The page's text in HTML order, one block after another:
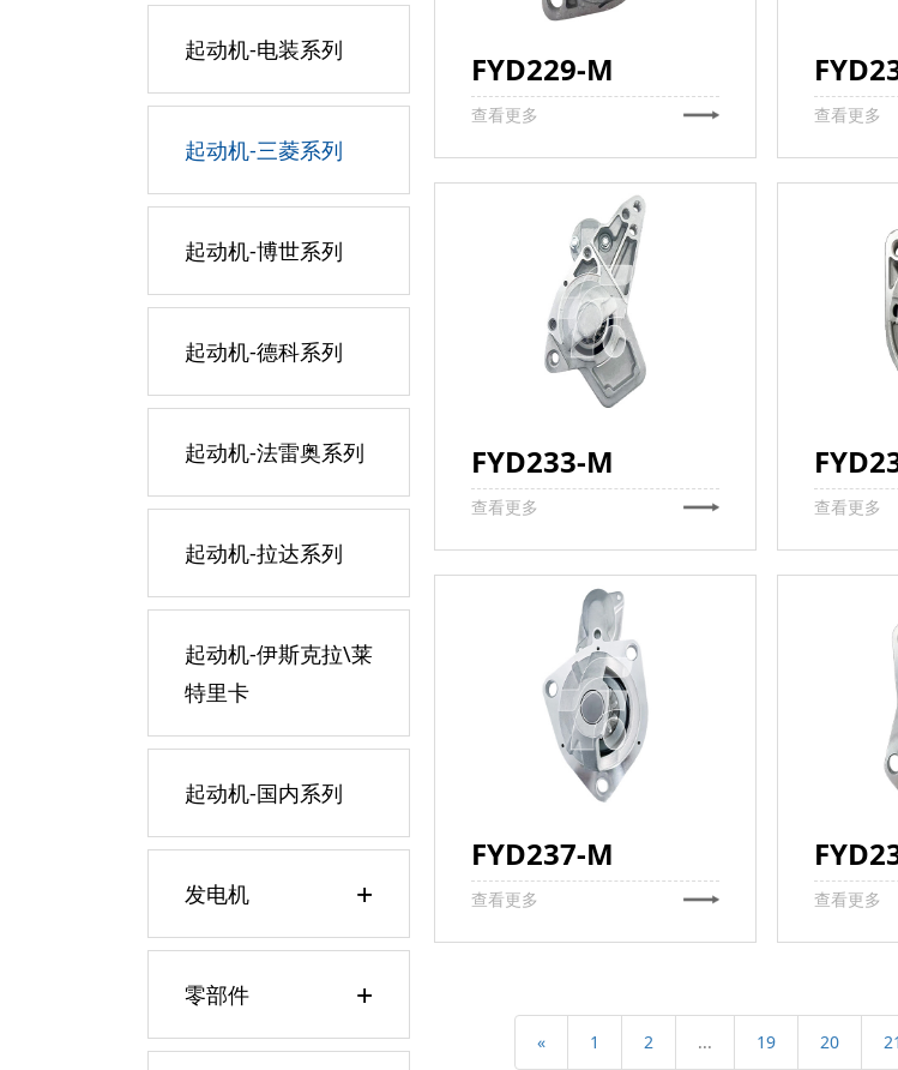
起动机-电装系列
起动机-三菱系列
起动机-博世系列
起动机-德科系列
起动机-法雷奥系列
起动机-拉达系列
起动机-伊斯克拉\莱
特里卡
起动机-国内系列
发电机 +
零部件 +
FYD229-M
查看更多 查看更多
FYD233-M
查看更多 查看更多
FYD237-M
查看更多 查看更多
« 1 2 ... 19 20 21